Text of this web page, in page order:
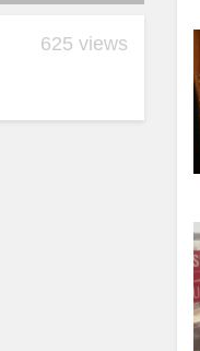
625 views